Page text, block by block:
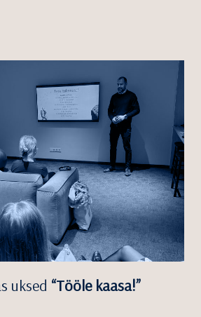
uksed “Tööle kaasa!”